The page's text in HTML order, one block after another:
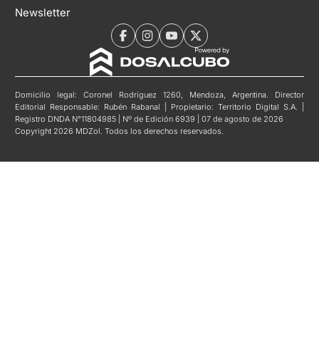
Newsletter
Domicilio legal: Coronel Rodríguez 1260, Mendoza, Argentina. Director
Editorial Responsable: Rubén Rabanal | Propietario: Territorio Digital S.A. |
Registro DNDA N°11804985 | Nº de Edición 6939 | 07 de agosto de 2026
Copyright 2026 MDZol. Todos los derechos reservados.